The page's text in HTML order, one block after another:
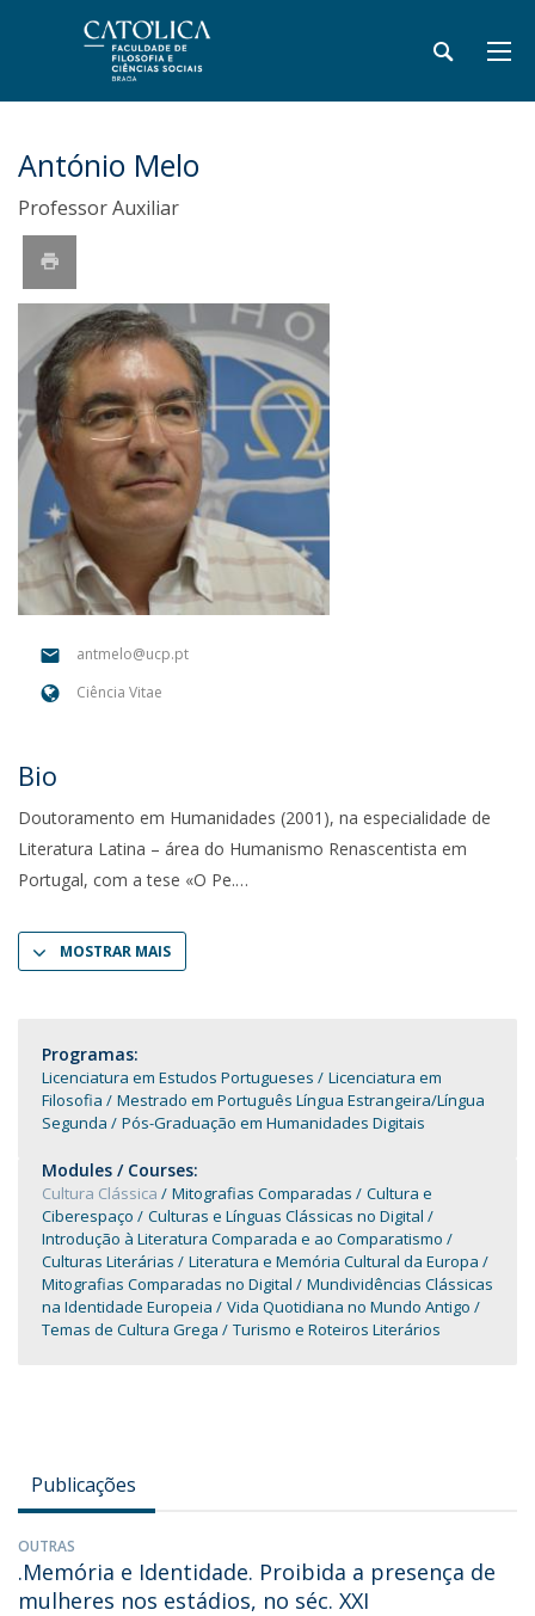
António Melo
Professor Auxiliar
antmelo@ucp.pt
Ciência Vitae
Bio
Doutoramento em Humanidades (2001), na especialidade de
Literatura Latina – área do Humanismo Renascentista em
Portugal, com a tese «O Pe.
MOSTRAR MAIS
Programas:
Licenciatura em Estudos Portugueses
Licenciatura em
Filosofia
Mestrado em Português Língua Estrangeira/Língua
Segunda
Pós-Graduação em Humanidades Digitais
Modules / Courses:
Cultura Clássica Mitografias Comparadas
Cultura e
Ciberespaço
Culturas e Línguas Clássicas no Digital
Introdução à Literatura Comparada e ao Comparatismo
Culturas Literárias
Literatura e Memória Cultural da Europa
Mitografias Comparadas no Digital
Mundividências Clássicas
na Identidade Europeia
Vida Quotidiana no Mundo Antigo
Temas de Cultura Grega
Turismo e Roteiros Literários
Publicações
OUTRAS
.Memória e Identidade. Proibida a presença de
mulheres nos estádios, no séc. XXI